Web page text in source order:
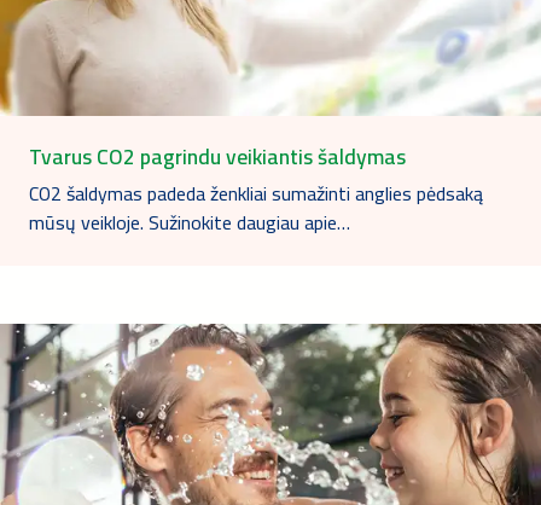
Tvarus CO2 pagrindu veikiantis šaldymas
CO2 šaldymas padeda ženkliai sumažinti anglies pėdsaką
mūsų veikloje. Sužinokite daugiau apie…